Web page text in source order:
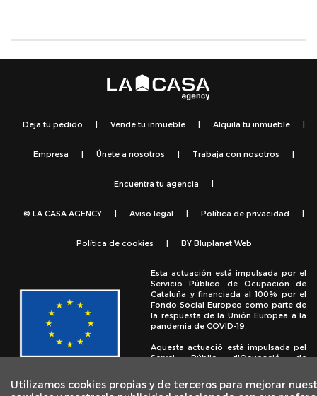
Utilizamos cookies propias y de terceros para mejorar
Deja tu pedido | Vende tu inmueble | Alquila tu inmueble |
Empresa | Únete a nosotros | Trabaja con nosotros |
Encuentra tu agencia |
© LA CASA AGENCY | Aviso legal | Política de privacidad |
Política de cookies | BY Bluplanet Web
Esta actuación está impulsada por el
Servicio Público de Ocupación de
Cataluña y financiada al 100% por el
Fondo Social Europeo como parte de
la respuesta de la Unión Europea a la
pandemia de COVID-19.
Aquesta actuació està impulsada pel
Servei Públic d'Ocupació de
Fons Social Europeu com a part de la
resposta de la Unió Europea a la